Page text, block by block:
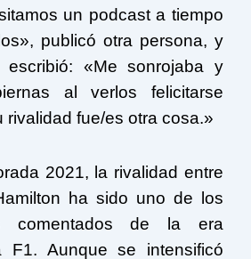
un podcast a tiempo
publicó otra persona, y
escribió: «Me sonrojaba y
al verlos felicitarse
rivalidad fue/es otra cosa.»
2021, la rivalidad entre
ha sido uno de los
comentados de la era
F1. Aunque se intensificó